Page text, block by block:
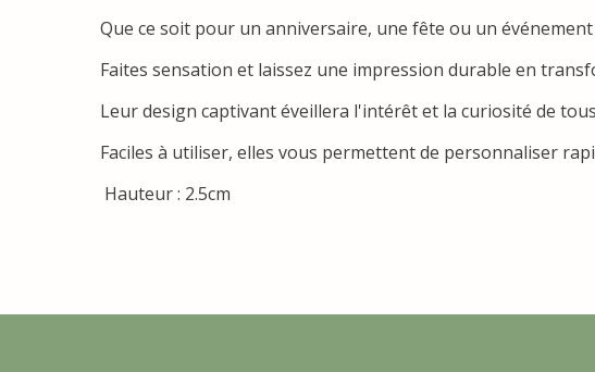
Que ce soit pour un anniversaire, une fête ou un
Faites sensation et laissez une impression durable en
Leur design captivant éveillera l'intérêt et la curiosité de
Faciles à utiliser, elles vous permettent de personnaliser
Hauteur : 2.5cm